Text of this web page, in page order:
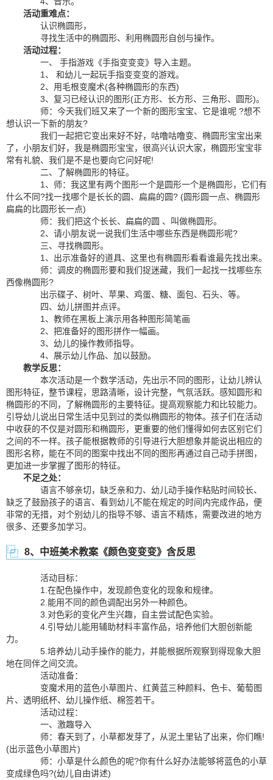
活动重难点：
认识椭圆形，
寻找生活中的椭圆形、利用椭圆形自创与操作。
活动过程：
一、 手指游戏《手指变变变》导入主题。
1、 和幼儿一起玩手指变变变的游戏。
2、用毛根变魔术(各种椭圆形的东西)
3、复习已经认识的图形(正方形、长方形、三角形、圆形)。
师：今天我们班又来了一个新的图形宝宝、它是谁呢 ?想不
想认识一下新的朋友?
我们一起把它变出来好不好，咕噜咕噜变、椭圆形宝宝出来
了，小朋友们好，我是椭圆形宝宝，很高兴认识大家，椭圆形宝宝非
常有礼貌、我们是不是也要向它问好呢!
二、了解椭圆形的特征。
1、师：我这里有两个图形一个是圆形一个是椭圆形，它们有
什么不同?找一找哪个是长长的圆、扁扁的圆? (圆形圆一点、椭圆形
扁扁的比圆形长一点)
师：我们把这个长长、扁扁的圆 、叫做椭圆形。
2、请小朋友说一说我们生活中哪些东西是椭圆形呢?
三、寻找椭圆形。
1、出示准备好的道具、这里也有椭圆形看看谁最先找出来。
师：调皮的椭圆形要和我们捉迷藏，我们一起找一找哪些东
西像椭圆形?
出示碟子、树叶、苹果、鸡蛋、糖、面包、石头、等。
四、幼儿拼图并点评。
1、教师在黑板上演示用各种图形简笔画
2、把准备好的图形拼作一幅画。
3、幼儿的操作教师指导。
4、展示幼儿作品、加以鼓励。
教学反思：
本次活动是一个数学活动，先出示不同的图形，让幼儿辨认
图形特征，整节课程，思路清晰，设计完整，气氛活跃。感知圆形和
椭圆形的不同，了解椭圆形的主要特征。提高观察能力和比较能力。
引导幼儿说出日常生活中见到过的类似椭圆形的物体。孩子们在活动
中收获的不仅是对圆形和椭圆形，更重要的他们懂得如何去区别它们
之间的不一样。孩子能根据教师的引导进行大胆想象并能说出相应的
图形名称，能在不同的图案中找出不同的图形再通过自己动手拼图，
更加进一步掌握了图形的特征。
不足之处：
语言不够亲切，缺乏亲和力、幼儿动手操作粘贴时间较长、
缺乏了鼓励孩子的语言、看到幼儿不能在规定的时间内完成作品，便
非常的无措，对个别幼儿的指导不够、语言不精炼，需要改进的地方
很多、还要多加学习。
8、中班美术教案《颜色变变变》含反思
活动目标：
1.在配色操作中，发现颜色变化的现象和规律。
2.能用不同的颜色调配出另外一种颜色。
3.对色彩的变化产生兴趣，自主尝试配色实验。
4.引导幼儿能用辅助材料丰富作品，培养他们大胆创新能
力。
5.培养幼儿动手操作的能力，并能根据所观察到得现象大胆
地在同伴之间交流。
活动准备：
变魔术用的蓝色小草图片、红黄蓝三种颜料、色卡、葡萄图
片、透明纸杯、幼儿操作纸、棉签若干。
活动过程：
一、激趣导入
师：春天到了，小草都发芽了，从泥土里钻了出来，你们瞧!
(出示蓝色小草图片)
师：小草是什么颜色的呢?你有什么好办法能够将蓝色的小草
变成绿色吗?(幼儿自由讲述)